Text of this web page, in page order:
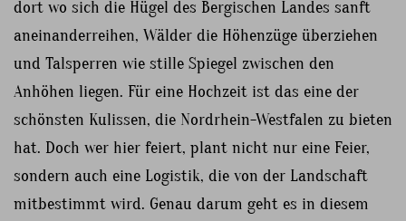
dort wo sich die Hügel des Bergischen Landes sanft
aneinanderreihen, Wälder die Höhenzüge überziehen
und Talsperren wie stille Spiegel zwischen den
Anhöhen liegen. Für eine Hochzeit ist das eine der
schönsten Kulissen, die Nordrhein-Westfalen zu bieten
hat. Doch wer hier feiert, plant nicht nur eine Feier,
sondern auch eine Logistik, die von der Landschaft
mitbestimmt wird. Genau darum geht es in diesem